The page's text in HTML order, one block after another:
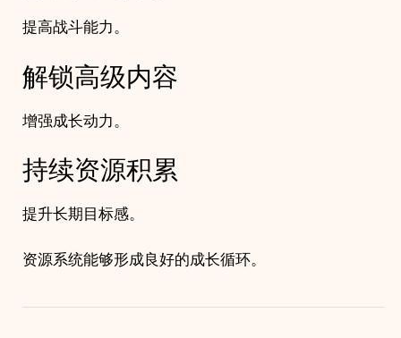
提高战斗能力。
解锁高级内容
增强成长动力。
持续资源积累
提升长期目标感。
资源系统能够形成良好的成长循环。